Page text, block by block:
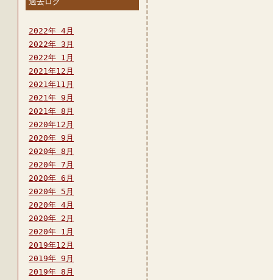
2022年 4月
2022年 3月
2022年 1月
2021年12月
2021年11月
2021年 9月
2021年 8月
2020年12月
2020年 9月
2020年 8月
2020年 7月
2020年 6月
2020年 5月
2020年 4月
2020年 2月
2020年 1月
2019年12月
2019年 9月
2019年 8月